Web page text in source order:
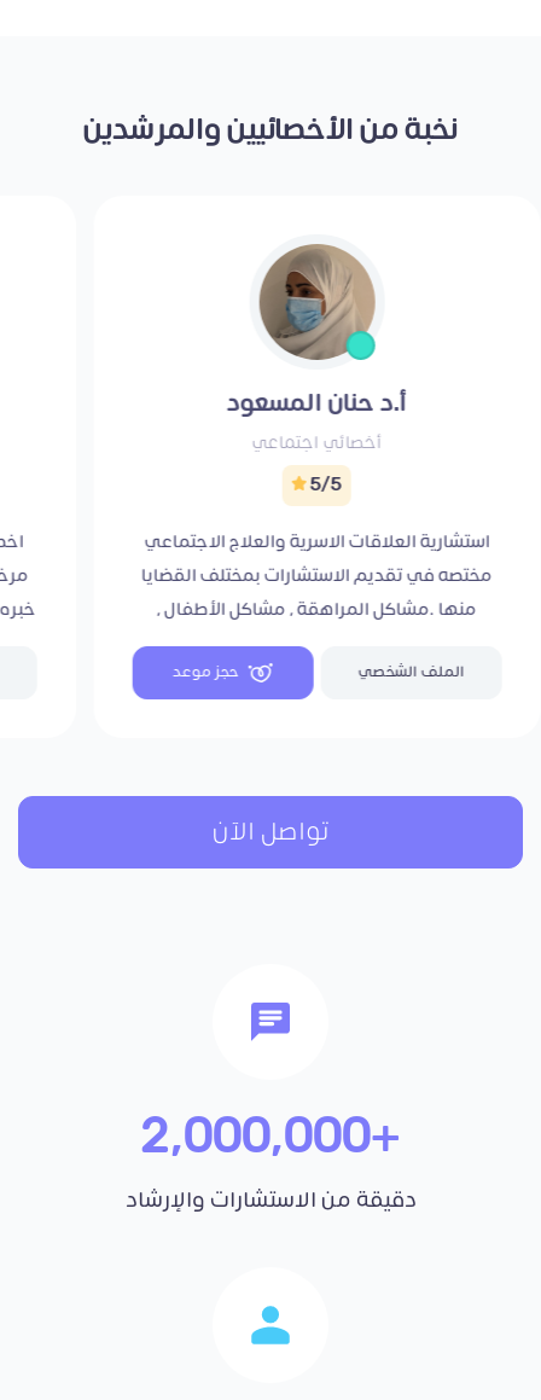
نخبة من الأخصائيين والمرشدين
أ.د حنان المسعود
أخصائي اجتماعي
5/5
استشارية العلاقات الاسرية والعلاج الاجتماعي
مختصه في تقديم الاستشارات بمختلف القضايا
منها .مشاكل المراهقة , مشاكل الأطفال ,
الإضطرابات النفسية المصاحبة لمنتصف العمر ,
التعلق المرضي, مشاكل التحرش الجنسي مشاكل
الملف الشخصي حجز موعد
تواصل الآن
+2,000,000
دقيقة من الاستشارات والإرشاد